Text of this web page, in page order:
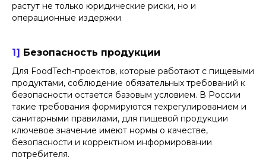
растут не только юридические риски, но и
операционные издержки
1] Безопасность продукции
Для FoodTech-проектов, которые работают с пищевыми
продуктами, соблюдение обязательных требований к
безопасности остается базовым условием. В России
такие требования формируются техрегулированием и
санитарными правилами, для пищевой продукции
ключевое значение имеют нормы о качестве,
безопасности и корректном информировании
потребителя.